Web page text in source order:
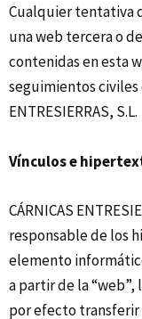
Cualquier tentativa
una web tercera o
contenidas en esta
seguimientos civiles
ENTRESIERRAS, S.L.
Vínculos e
CÁRNICAS
responsable de los
elemento
a partir de la
por efecto transferir